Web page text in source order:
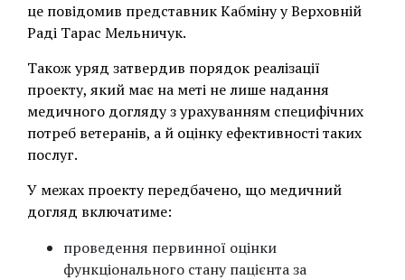
це повідомив представник Кабміну у Верховній
Раді Тарас Мельничук.
Також уряд затвердив порядок реалізації
проекту, який має на меті не лише надання
медичного догляду з урахуванням специфічних
потреб ветеранів, а й оцінку ефективності таких
послуг.
У межах проекту передбачено, що медичний
догляд включатиме:
проведення первинної оцінки
функціонального стану пацієнта за